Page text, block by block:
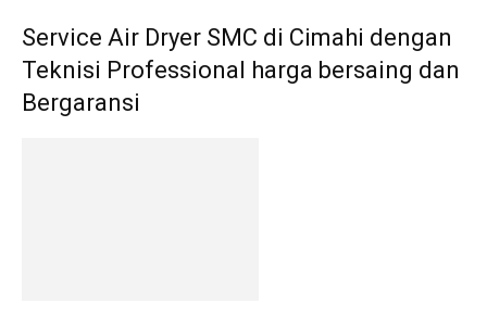
Service Air Dryer SMC di Cimahi dengan
Teknisi Professional harga bersaing dan
Bergaransi